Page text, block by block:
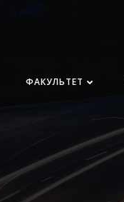
ФАКУЛЬТЕТ